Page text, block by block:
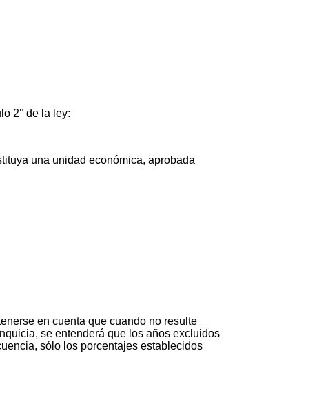
2° de la ley:
una unidad económica, aprobada
en cuenta que cuando no resulte
se entenderá que los años excluidos
sólo los porcentajes establecidos